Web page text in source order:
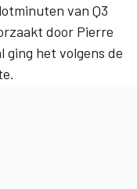
van Q3
door Pierre
ging het volgens de